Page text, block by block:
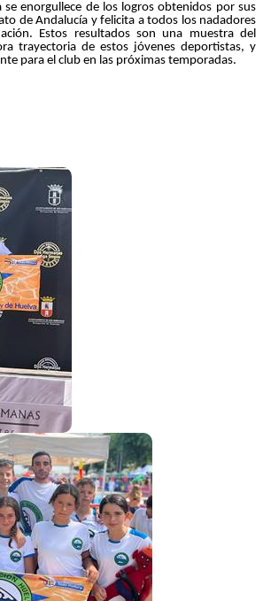
se enorgullece de los logros obtenidos por sus
de Andalucía y felicita a todos los nadadores
Estos resultados son una muestra del
trayectoria de estos jóvenes deportistas, y
para el club en las próximas temporadas.